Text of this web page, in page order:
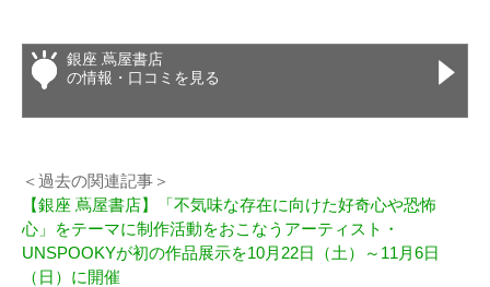
銀座 蔦屋書店
の情報・口コミを見る
＜過去の関連記事＞
【銀座 蔦屋書店】「不気味な存在に向けた好奇心や恐怖
心」をテーマに制作活動をおこなうアーティスト・
UNSPOOKYが初の作品展示を10月22日（土）～11月6日
（日）に開催